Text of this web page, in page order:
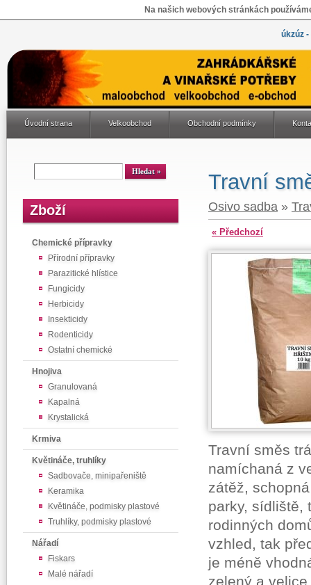
Na našich webových stránkách
úkzúz
Úvodní strana Velkoobchod Obchodní podmínky
Zboží
Chemické přípravky
Přírodní přípravky
Parazitické hlístice
Fungicidy
Herbicidy
Insekticidy
Rodenticidy
Ostatní chemické
Hnojiva
Granulovaná
Kapalná
Krystalická
Krmiva
Květináče, truhlíky
Sadbovače, minipařeniště
Keramika
Květináče, podmisky plastové
Truhlíky, podmisky plastové
Nářadí
Fiskars
Malé nářadí
Travní
Osivo sadba »
« Předchozí
Travní směs
namíchaná z
zátěž,
parky, sídliště,
rodinných
vzhled, tak
je méně
zelený a